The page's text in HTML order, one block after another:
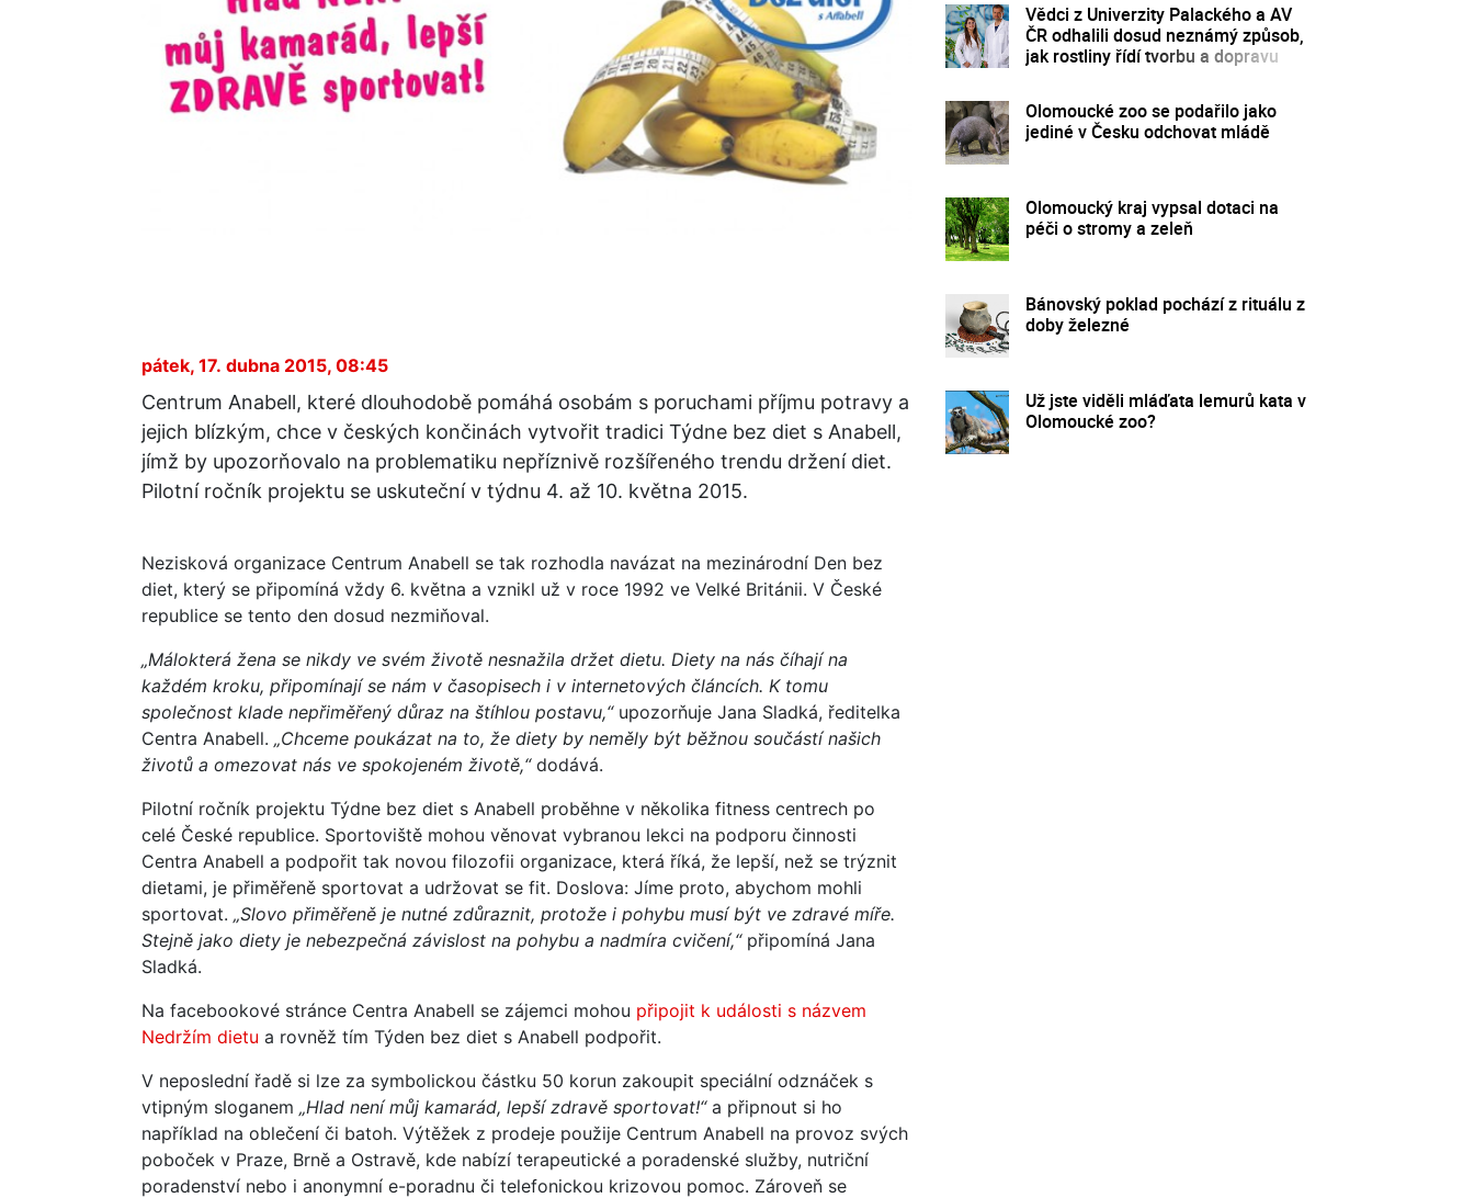
pátek, 17. dubna 2015, 08:45
Centrum Anabell, které dlouhodobě pomáhá osobám s poruchami příjmu potravy a
jejich blízkým, chce v českých končinách vytvořit tradici Týdne bez diet s Anabell,
jímž by upozorňovalo na problematiku nepříznivě rozšířeného trendu držení diet.
Pilotní ročník projektu se uskuteční v týdnu 4. až 10. května 2015.
Nezisková organizace Centrum Anabell se tak rozhodla navázat na mezinárodní Den bez
diet, který se připomíná vždy 6. května a vznikl už v roce 1992 ve Velké Británii. V České
republice se tento den dosud nezmiňoval.
„Málokterá žena se nikdy ve svém životě nesnažila držet dietu. Diety na nás číhají na
každém kroku, připomínají se nám v časopisech i v internetových článcích. K tomu
společnost klade nepřiměřený důraz na štíhlou postavu,“upozorňuje Jana Sladká, ředitelka
Centra Anabell. „Chceme poukázat na to, že diety by neměly být běžnou součástí našich
životů a omezovat nás ve spokojeném životě,“ dodává.
Pilotní ročník projektu Týdne bez diet s Anabell proběhne v několika fitness centrech po
celé České republice. Sportoviště mohou věnovat vybranou lekci na podporu činnosti
Centra Anabell a podpořit tak novou filozofii organizace, která říká, že lepší, než se trýznit
dietami, je přiměřeně sportovat a udržovat se fit. Doslova: Jíme proto, abychom mohli
sportovat. „Slovo přiměřeně je nutné zdůraznit, protože i pohybu musí být ve zdravé míře.
Stejně jako diety je nebezpečná závislost na pohybu a nadmíra cvičení,“ připomíná Jana
Sladká.
Na facebookové stránce Centra Anabell se zájemci mohou připojit k události s názvem
Nedržím dietu a rovněž tím Týden bez diet s Anabell podpořit.
V neposlední řadě si lze za symbolickou částku 50 korun zakoupit speciální odznáček s
vtipným sloganem „Hlad není můj kamarád, lepší zdravě sportovat!“ a připnout si ho
například na oblečení či batoh. Výtěžek z prodeje použije Centrum Anabell na provoz svých
poboček v Praze, Brně a Ostravě, kde nabízí terapeutické a poradenské služby, nutriční
poradenství nebo i anonymní e-poradnu či telefonickou krizovou pomoc. Zároveň se
Vědci z Univerzity Palackého a AV
ČR odhalili dosud neznámý způsob,
jak rostliny řídí tvorbu a dopravu
Olomoucké zoo se podařilo jako
jediné v Česku odchovat mládě
Olomoucký kraj vypsal dotaci na
péči o stromy a zeleň
Bánovský poklad pochází z rituálu z
doby železné
Už jste viděli mláďata lemurů kata v
Olomoucké zoo?